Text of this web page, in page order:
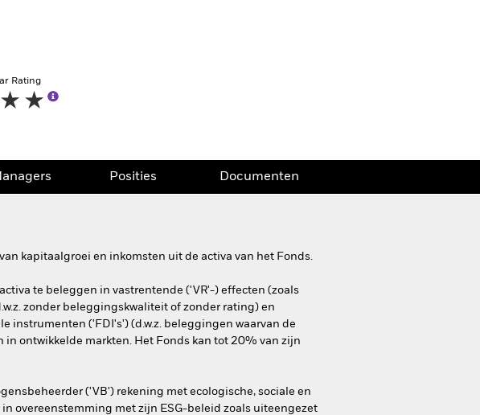
Rating
Posities Documenten
kapitaalgroei en inkomsten uit de activa van het Fonds.
te beleggen in vastrentende ('VR'-) effecten (zoals
zonder beleggingskwaliteit of zonder rating) en
instrumenten ('FDI's') (d.w.z. beleggingen waarvan de
ontwikkelde markten. Het Fonds kan tot 20% van zijn
('VB') rekening met ecologische, sociale en
overeenstemming met zijn ESG-beleid zoals uiteengezet